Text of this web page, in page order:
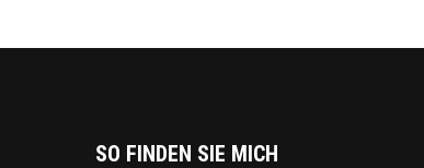
SO FINDEN SIE MICH